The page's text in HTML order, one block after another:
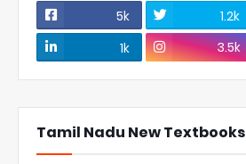
5k 1.2k
1k
3.5k
Tamil Nadu New Textbooks